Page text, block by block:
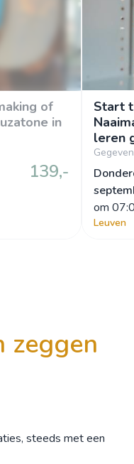
of
in
139,-
Start
leren
om
Leuven
zeggen
steeds met een